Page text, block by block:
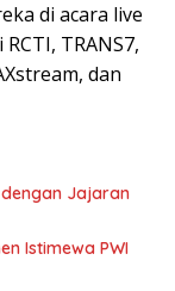
di acara live
TRANS7,
dan
dengan Jajaran
Istimewa PWI